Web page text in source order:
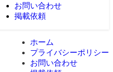
お問い合わせ
掲載依頼
ホーム
プライバシーポリシー
お問い合わせ